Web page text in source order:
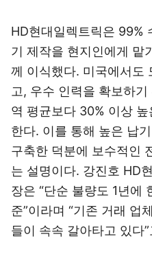
HD현대일렉트릭은 99%
기 제작을 현지인에게 맡
께 이식했다. 미국에서도
고, 우수 인력을 확보하
역 평균보다 30% 이상
한다. 이를 통해 높은 납
구축한 덕분에 보수적인
는 설명이다. 강진호 HD
장은 “단순 불량도 1년에
준”이라며 “기존 거래 업
들이 속속 갈아타고 있다